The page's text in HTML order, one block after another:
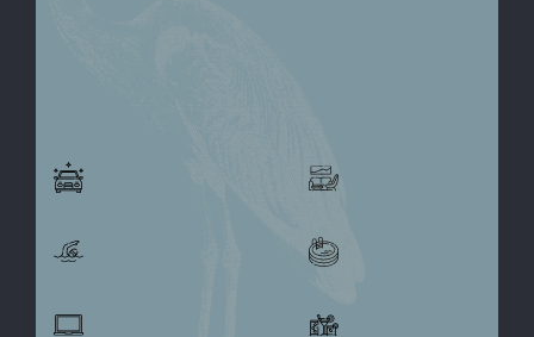
Lobby
Piscina niños
Sky bar